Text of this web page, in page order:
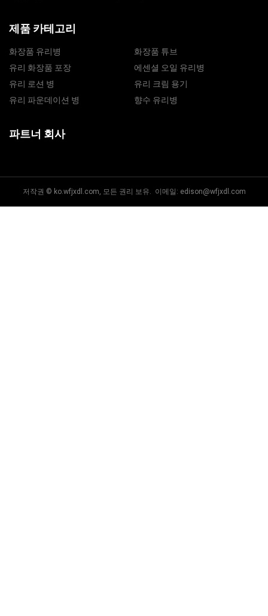
제품 카테고리
화장품 유리병
화장품 튜브
유리 화장품 포장
에센셜 오일 유리병
유리 로션 병
유리 크림 용기
유리 파운데이션 병
향수 유리병
파트너 회사
저작권 © ko.wfjxdl.com, 모든 권리 보유. 이메일: edison@wfjxdl.com